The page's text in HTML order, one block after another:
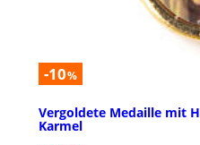
-10%
Vergoldete Medaille mit
Karmel